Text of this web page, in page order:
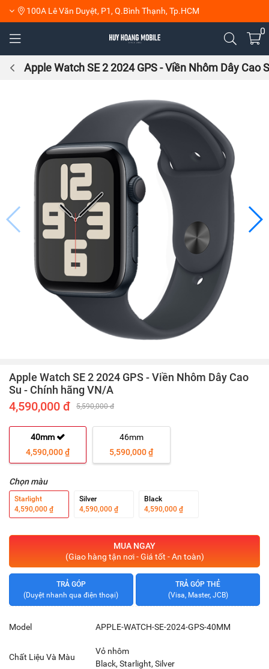
100A Lê Văn Duyệt, P1, Q.Bình Thạnh, Tp.HCM
0
Apple Watch SE 2 2024 GPS - Viền Nhôm Dây Cao
Apple Watch SE 2 2024 GPS - Viền Nhôm Dây Cao
Su - Chính hãng VN/A
4,590,000 đ 5,590,000 đ
40mm
4,590,000 ₫
46mm
5,590,000 ₫
Chọn màu
Starlight
4,590,000 ₫
Silver
4,590,000 ₫
Black
4,590,000 ₫
MUA NGAY
(Giao hàng tận nơi - Giá tốt - An toàn)
TRẢ GÓP
(Duyệt nhanh qua điện thoại)
TRẢ GÓP THẺ
(Visa, Master, JCB)
Model APPLE-WATCH-SE-2024-GPS-40MM
Chất Liệu Và Màu
Vỏ nhôm
Black, Starlight, Silver